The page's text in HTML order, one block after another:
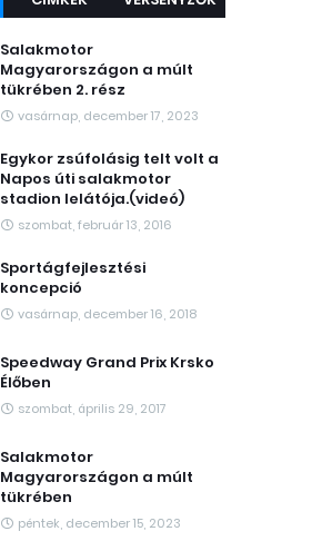
Salakmotor
Magyarországon a múlt
tükrében 2. rész
vasárnap, december 17, 2023
Egykor zsúfolásig telt volt a
Napos úti salakmotor
stadion lelátója.(videó)
szombat, február 13, 2016
Sportágfejlesztési
koncepció
vasárnap, december 16, 2018
Speedway Grand Prix Krsko
Élőben
szombat, április 29, 2017
Salakmotor
Magyarországon a múlt
tükrében
péntek, december 15, 2023